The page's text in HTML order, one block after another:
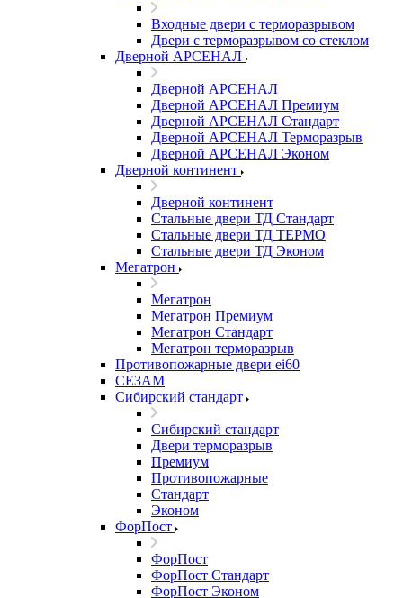
Входные двери с терморазрывом
Двери с терморазрывом со стеклом
Дверной АРСЕНАЛ
Дверной АРСЕНАЛ
Дверной АРСЕНАЛ Премиум
Дверной АРСЕНАЛ Стандарт
Дверной АРСЕНАЛ Терморазрыв
Дверной АРСЕНАЛ Эконом
Дверной континент
Дверной континент
Стальные двери ТД Стандарт
Стальные двери ТД ТЕРМО
Стальные двери ТД Эконом
Мегатрон
Мегатрон
Мегатрон Премиум
Мегатрон Стандарт
Мегатрон терморазрыв
Противопожарные двери ei60
СЕЗАМ
Сибирский стандарт
Сибирский стандарт
Двери терморазрыв
Премиум
Противопожарные
Стандарт
Эконом
ФорПост
ФорПост
ФорПост Стандарт
ФорПост Эконом